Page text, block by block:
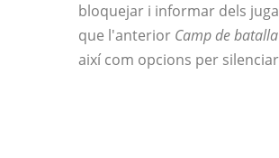
bloquejar i informar dels
que l'anterior Camp de batalla
així com opcions per